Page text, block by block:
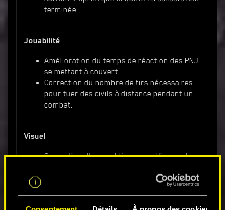
terminée.
Jouabilité
Amélioration du temps de réaction des PNJ
se mettant à couvert.
Correction du nombre de tirs nécessaires
pour tuer des civils à distance pendant un
combat.
Visuel
Correction d'un problème avec l'image de
La bouche de V ne reste plus ouverte après